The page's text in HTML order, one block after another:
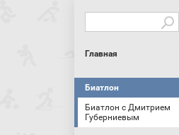
Главная
Биатлон
Биатлон с Дмитрием
Губерниевым